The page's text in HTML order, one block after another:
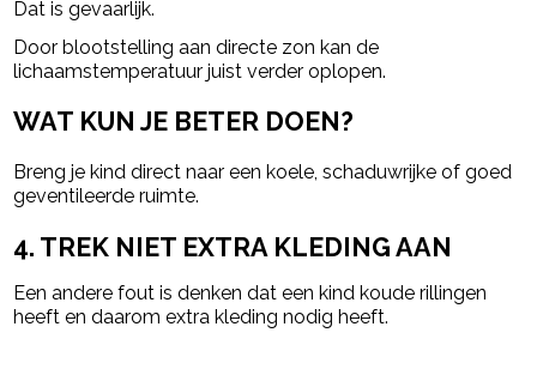
Dat is gevaarlijk.
Door blootstelling aan directe zon kan de
lichaamstemperatuur juist verder oplopen.
WAT KUN JE BETER DOEN?
Breng je kind direct naar een koele, schaduwrijke of goed
geventileerde ruimte.
4. TREK NIET EXTRA KLEDING AAN
Een andere fout is denken dat een kind koude rillingen
heeft en daarom extra kleding nodig heeft.